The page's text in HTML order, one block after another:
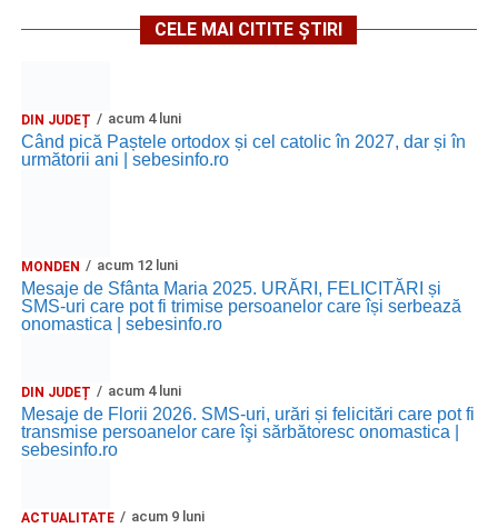
CELE MAI CITITE ȘTIRI
DIN JUDEȚ acum 4 luni
Când pică Paștele ortodox și cel catolic în 2027, dar și în
următorii ani | sebesinfo.ro
MONDEN acum 12 luni
Mesaje de Sfânta Maria 2025. URĂRI, FELICITĂRI și
SMS-uri care pot fi trimise persoanelor care își serbează
onomastica | sebesinfo.ro
DIN JUDEȚ acum 4 luni
Mesaje de Florii 2026. SMS-uri, urări și felicitări care pot fi
transmise persoanelor care îşi sărbătoresc onomastica |
sebesinfo.ro
ACTUALITATE acum 9 luni